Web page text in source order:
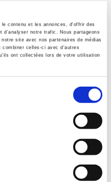
contenu et les annonces, d'offrir des
d'analyser notre trafic. Nous partageons
site avec nos partenaires de médias
celles-ci avec d'autres
ont collectées lors de votre utilisation
(et
des politiques
T11-1